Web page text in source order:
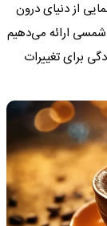
از دنیای درون
شمسی ارائه می‌دهیم
برای تغییرات